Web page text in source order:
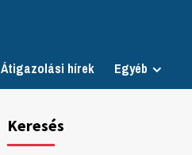
Átigazolási hírek Egyéb
Keresés